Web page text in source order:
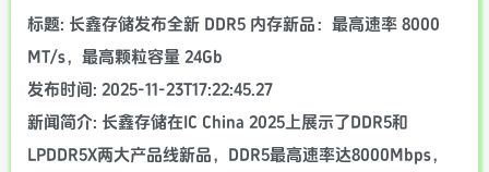
标题: 长鑫存储发布全新 DDR5 内存新品：最高速率 8000
MT/s，最高颗粒容量 24Gb
发布时间: 2025-11-23T17:22:45.27
新闻简介: 长鑫存储在IC China 2025上展示了DDR5和
LPDDR5X两大产品线新品，DDR5最高速率达8000Mbps，